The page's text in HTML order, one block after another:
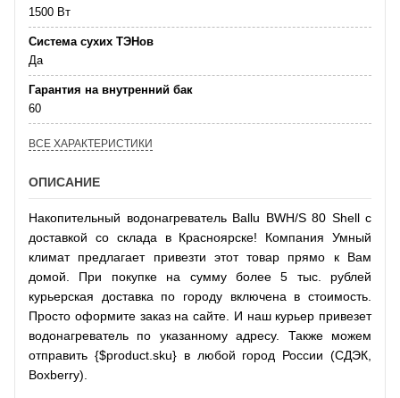
1500 Вт
Система сухих ТЭНов
Да
Гарантия на внутренний бак
60
ВСЕ ХАРАКТЕРИСТИКИ
ОПИСАНИЕ
Накопительный водонагреватель Ballu BWH/S 80 Shell с
доставкой со склада в Красноярске! Компания Умный
климат предлагает привезти этот товар прямо к Вам
домой. При покупке на сумму более 5 тыс. рублей
курьерская доставка по городу включена в стоимость.
Просто оформите заказ на сайте. И наш курьер привезет
водонагреватель по указанному адресу. Также можем
отправить {$product.sku} в любой город России (СДЭК,
Boxberry).